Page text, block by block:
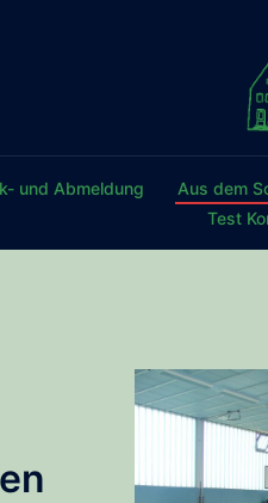
GS
Bex
und Abmeldung Aus dem
Test